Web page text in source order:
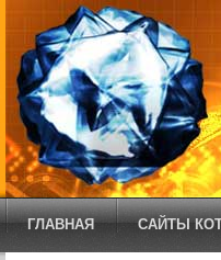
ГЛАВНАЯ САЙТЫ